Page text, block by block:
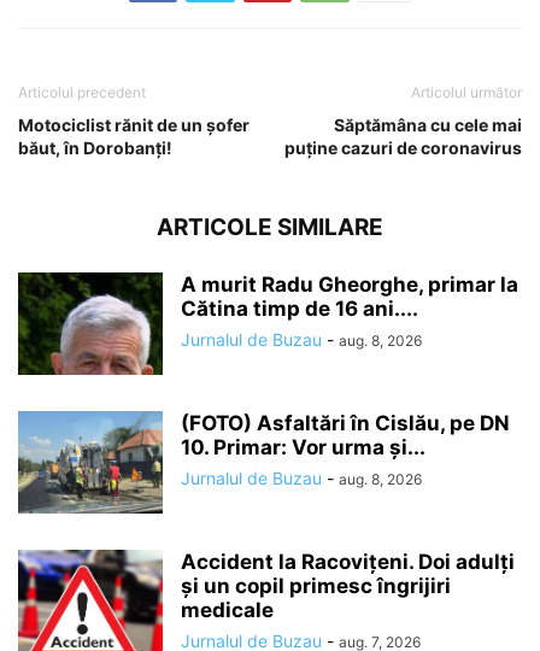
Articolul precedent
Motociclist rănit de un șofer
băut, în Dorobanți!
Articolul următor
Săptămâna cu cele mai
puține cazuri de coronavirus
ARTICOLE SIMILARE
A murit Radu Gheorghe, primar la
Cătina timp de 16 ani....
Jurnalul de Buzau - aug. 8, 2026
(FOTO) Asfaltări în Cislău, pe DN
10. Primar: Vor urma și...
Jurnalul de Buzau - aug. 8, 2026
Accident la Racovițeni. Doi adulți
și un copil primesc îngrijiri
medicale
Jurnalul de Buzau - aug. 7, 2026